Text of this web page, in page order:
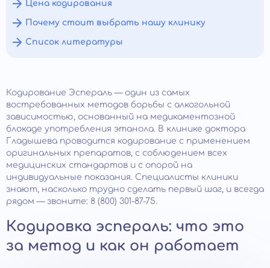
Цена кодирования
Почему стоит выбрать нашу клинику
Список литературы
Кодирование Эспераль — один из самых
востребованных методов борьбы с алкогольной
зависимостью, основанный на медикаментозной
блокаде употребления этанола. В клинике доктора
Гладышева проводится кодирование с применением
оригинальных препаратов, с соблюдением всех
медицинских стандартов и с опорой на
индивидуальные показания. Специалисты клиники
знают, насколько трудно сделать первый шаг, и всегда
рядом — звоните: 8 (800) 301-87-75.
Кодировка эспераль: что это
за метод и как он работает